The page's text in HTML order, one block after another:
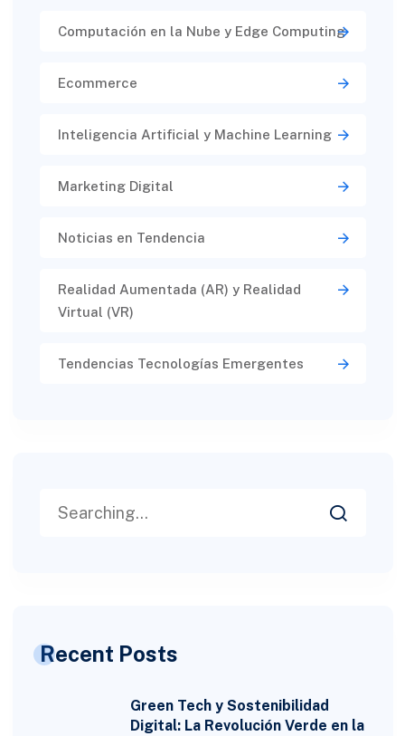
Computación en la Nube y Edge Computing
Ecommerce
Inteligencia Artificial y Machine Learning
Marketing Digital
Noticias en Tendencia
Realidad Aumentada (AR) y Realidad
Virtual (VR)​
Tendencias Tecnologías Emergentes
Recent Posts
Green Tech y Sostenibilidad
Digital: La Revolución Verde en la